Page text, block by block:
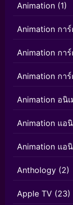
Animation (1)
Animation กา
Animation กา
Animation กา
Animation อนิ
Animation แอ
Animation แอ
Anthology (2)
Apple TV (23)